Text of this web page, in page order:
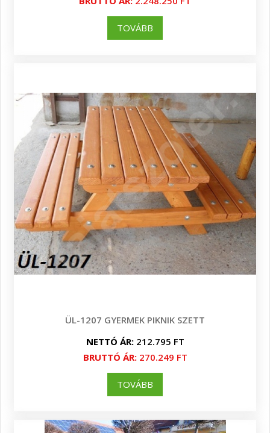
TOVÁBB
ÜL-1207 GYERMEK PIKNIK SZETT
NETTÓ ÁR:212.795 FT
BRUTTÓ ÁR:270.249 FT
TOVÁBB